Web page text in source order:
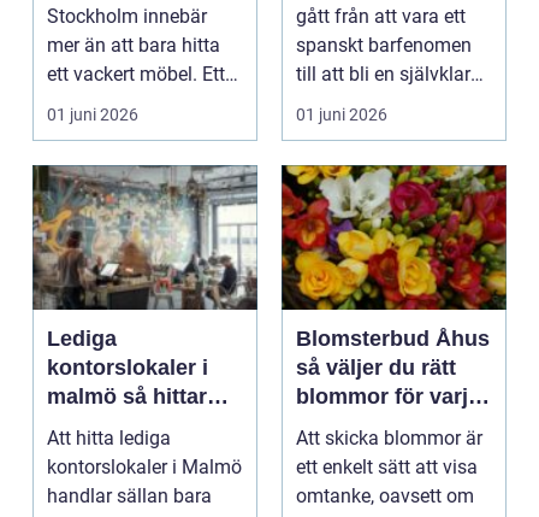
Stockholm innebär
mer än att bara hitta
ett vackert möbel. Ett
bra piano ska hålla ...
01 juni 2026
gått från att vara ett
spanskt barfenomen
till att bli en självklar
del av Sto...
01 juni 2026
Lediga
kontorslokaler i
malmö så hittar
företag rätt läge
och rätt nivå
Att hitta lediga
kontorslokaler i Malmö
handlar sällan bara
Blomsterbud Åhus
så väljer du rätt
blommor för varje
tillfälle
Att skicka blommor är
ett enkelt sätt att visa
omtanke, oavsett om